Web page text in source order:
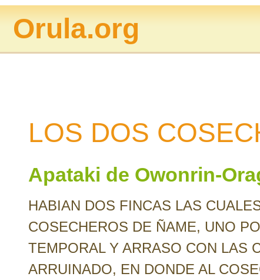
Orula.org
LOS DOS
Apataki de Owonrin-
HABIAN DOS FINCAS LAS
COSECHEROS DE ÑAME, UNO
TEMPORAL Y ARRASO CON LAS
ARRUINADO, EN DONDE AL